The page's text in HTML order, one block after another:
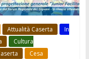
Attualità Caserta
In
Cultura
Cesa